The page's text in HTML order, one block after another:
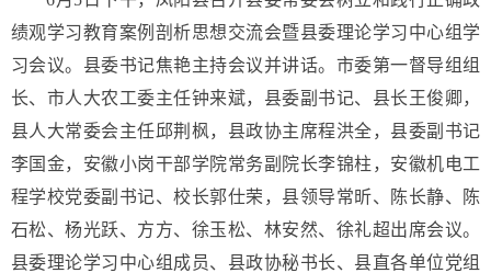
绩观学习教育案例剖析思想交流会暨县委理论学习中心组学
习会议。县委书记焦艳主持会议并讲话。市委第一督导组组
长、市人大农工委主任钟来斌，县委副书记、县长王俊卿，
县人大常委会主任邱荆枫，县政协主席程洪全，县委副书记
李国金，安徽小岗干部学院常务副院长李锦柱，安徽机电工
程学校党委副书记、校长郭仕荣，县领导常昕、陈长静、陈
石松、杨光跃、方方、徐玉松、林安然、徐礼超出席会议。
县委理论学习中心组成员、县政协秘书长、县直各单位党组